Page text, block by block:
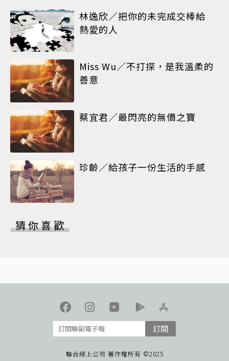
林逸欣／把你的未完成交棒給
熱愛的人
Miss Wu／不打探，是我溫柔的
善意
蔡宜君／最閃亮的無價之寶
珍齡／給孩子一份生活的手感
猜你喜歡
訂閱
聯合線上公司 著作權所有 ©2025